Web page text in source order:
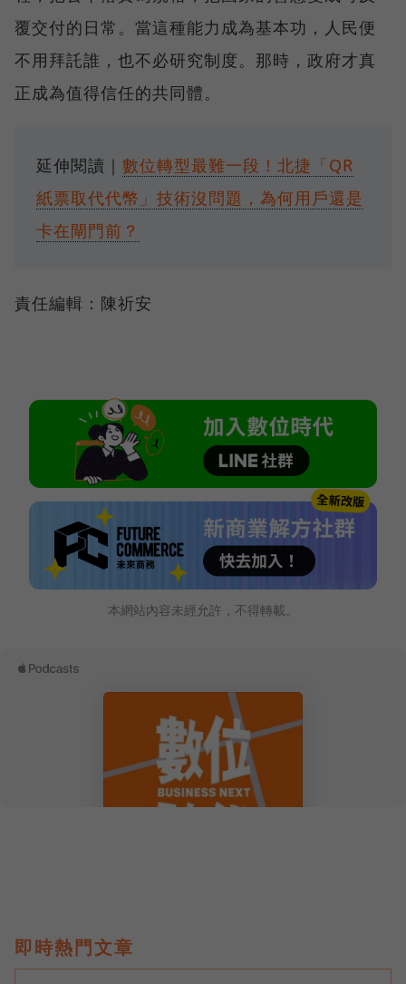
覆交付的日常。當這種能力成為基本功，人民便
不用拜託誰，也不必研究制度。那時，政府才真
正成為值得信任的共同體。
延伸閱讀｜ 數位轉型最難一段！北捷「QR
紙票取代代幣」技術沒問題，為何用戶還是
卡在閘門前？
責任編輯：陳祈安
本網站內容未經允許，不得轉載。
即時熱門文章